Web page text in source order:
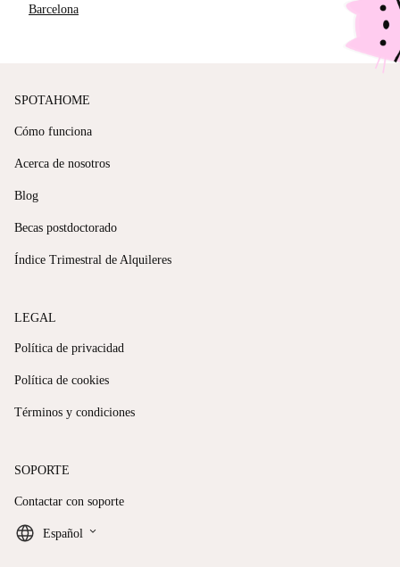
Barcelona
SPOTAHOME
Cómo funciona
Acerca de nosotros
Blog
Becas postdoctorado
Índice Trimestral de Alquileres
LEGAL
Política de privacidad
Política de cookies
Términos y condiciones
SOPORTE
Contactar con soporte
Español keyboard_arrow_down